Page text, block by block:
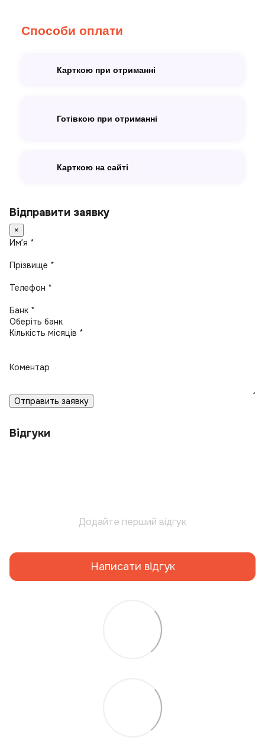
Способи оплати
Карткою при отриманні
Готівкою при отриманні
Карткою на сайті
Відправити заявку
×
Имʼя *
Прізвище *
Телефон *
Банк *
Кількість місяців *
Коментар
Отправить заявку
Відгуки
Додайте перший відгук
Написати відгук